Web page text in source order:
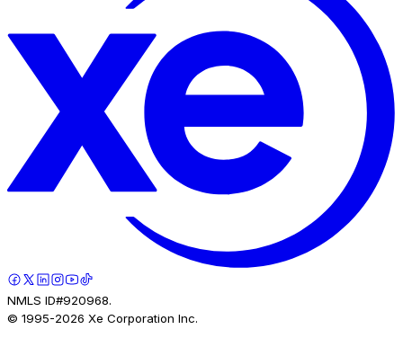
NMLS ID#920968.
© 1995-2026 Xe Corporation Inc.